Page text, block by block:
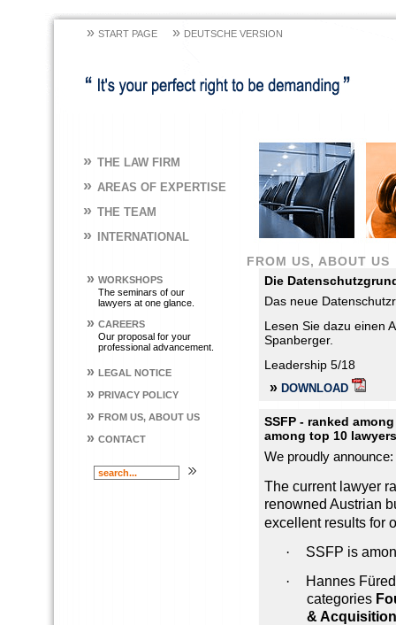
» START PAGE » DEUTSCHE VERSION
FROM US, ABOUT US
Die
Das neue
Lesen Sie dazu einen
Spanberger.
Leadership 5/18
» DOWNLOAD
SSFP - ranked
among top 10
We proudly announce:
The current lawyer
renowned Austrian
excellent results for
·
SSFP is
·
Hannes
categories
&
» THE LAW FIRM
» AREAS OF EXPERTISE
» THE TEAM
» INTERNATIONAL
» WORKSHOPS
The seminars of our
lawyers at one glance.
» CAREERS
Our proposal for your
professional advancement.
» LEGAL NOTICE
» PRIVACY POLICY
» FROM US, ABOUT US
» CONTACT